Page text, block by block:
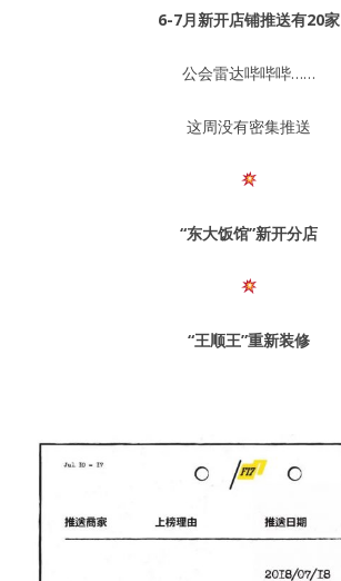
6-7月新开店铺推送有20家
公会雷达哔哔哔……
这周没有密集推送
“东大饭馆”新开分店
“王顺王”重新装修